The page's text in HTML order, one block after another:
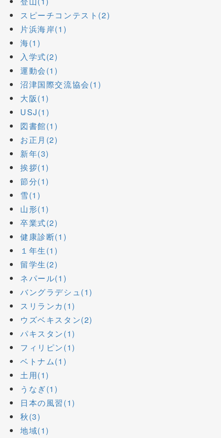
スピーチコンテスト(2)
片浜海岸(1)
海(1)
入学式(2)
運動会(1)
沼津国際交流協会(1)
大阪(1)
USJ(1)
図書館(1)
お正月(2)
新年(3)
挨拶(1)
節分(1)
雪(1)
山形(1)
卒業式(2)
健康診断(1)
１年生(1)
留学生(2)
ネパール(1)
バングラデシュ(1)
スリランカ(1)
ウズベキスタン(2)
パキスタン(1)
フィリピン(1)
ベトナム(1)
土用(1)
うなぎ(1)
日本の風習(1)
秋(3)
地域(1)